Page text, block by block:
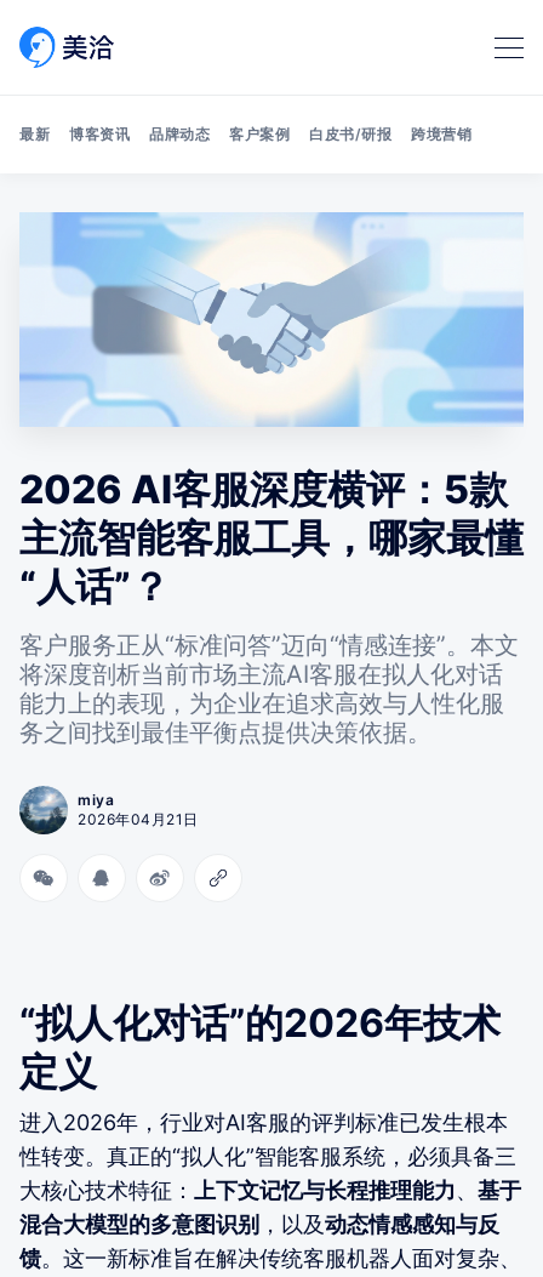
Search 美洽博客
最新 博客资讯 品牌动态 客户案例 白皮书/研报 跨境营销
2026 AI客服深度横评：5款
主流智能客服工具，哪家最懂
“人话”？
客户服务正从“标准问答”迈向“情感连接”。本文
将深度剖析当前市场主流AI客服在拟人化对话
能力上的表现，为企业在追求高效与人性化服
务之间找到最佳平衡点提供决策依据。
miya
2026年04月21日
“拟人化对话”的2026年技术
定义
进入2026年，行业对AI客服的评判标准已发生根本
性转变。真正的“拟人化”智能客服系统，必须具备三
大核心技术特征：
上下文记忆与长程推理能力、 基于
混合大模型的多意图识别 ，以及动态情感感知与反
馈。这一新标准旨在解决传统客服机器人面对复杂、